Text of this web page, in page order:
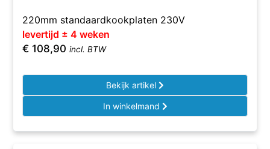
220mm standaardkookplaten 230V
levertijd ± 4 weken
€ 108,90 incl. BTW
Bekijk artikel
In winkelmand